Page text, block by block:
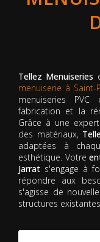
Tellez Menuiseries
menuiserie à Saint-
menuiseries
fabrication et la
Grâce à une
des matériaux,
adaptées à
esthétique. Votre
Jarrat s'engage à
répondre aux
s'agisse de
structures